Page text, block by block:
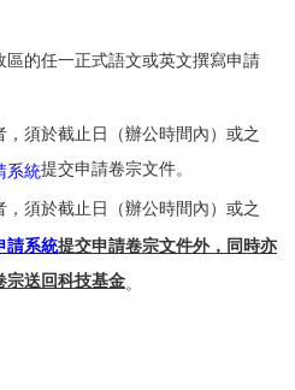
的任一正式語文或英文撰寫申請
須於截止日（辦公時間內）或之
系統提交申請卷宗文件。
須於截止日（辦公時間內）或之
請系統提交申請卷宗文件外，同時亦
宗送回科技基金。